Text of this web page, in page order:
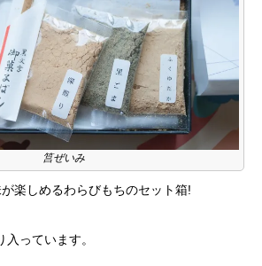
筥ぜいみ
楽しめるわらびもちのセット箱!
っています。